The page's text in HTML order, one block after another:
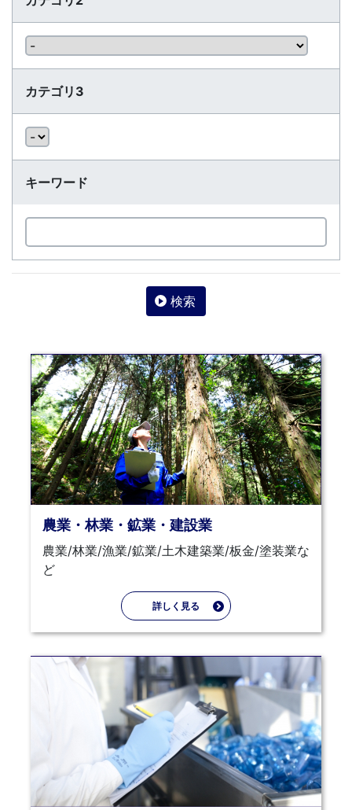
カテゴリ3
キーワード
検索
農業・林業・鉱業・建設業
農業/林業/漁業/鉱業/土木建築業/板金/塗装業な
ど
詳しく見る